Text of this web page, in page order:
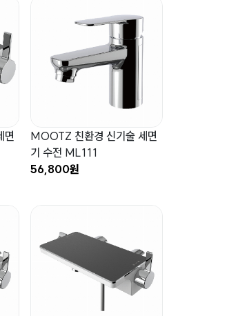
면
MOOTZ 친환경 신기술 세면
기 수전 ML111
56,800원